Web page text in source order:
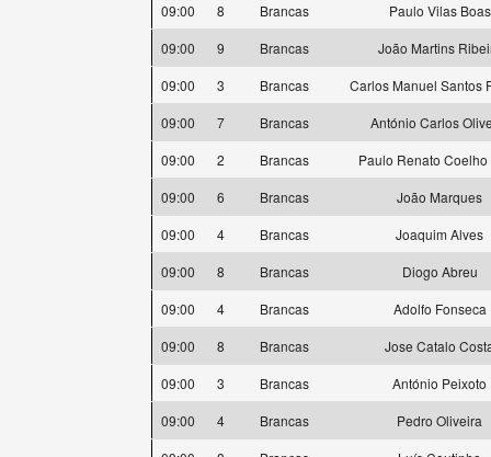
09:00
8 Brancas
Paulo Vilas Boas
09:00
9 Brancas
João Martins
09:00
3 Brancas
Carlos Manuel Santos
09:00
7 Brancas
António Carlos
09:00
2 Brancas
Paulo Renato
09:00
6 Brancas
João Marques
09:00
4 Brancas
Joaquim Alves
09:00
8 Brancas
Diogo Abreu
09:00
4 Brancas
Adolfo Fonseca
09:00
8 Brancas
Jose Catalo
09:00
3 Brancas
António Peixoto
09:00
4 Brancas
Pedro Oliveira